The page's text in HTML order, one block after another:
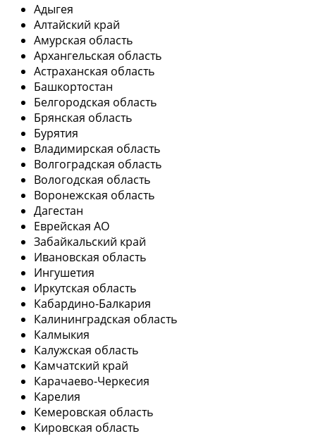
Адыгея
Алтайский край
Амурская область
Архангельская область
Астраханская область
Башкортостан
Белгородская область
Брянская область
Бурятия
Владимирская область
Волгоградская область
Вологодская область
Воронежская область
Дагестан
Еврейская АО
Забайкальский край
Ивановская область
Ингушетия
Иркутская область
Кабардино-Балкария
Калининградская область
Калмыкия
Калужская область
Камчатский край
Карачаево-Черкесия
Карелия
Кемеровская область
Кировская область